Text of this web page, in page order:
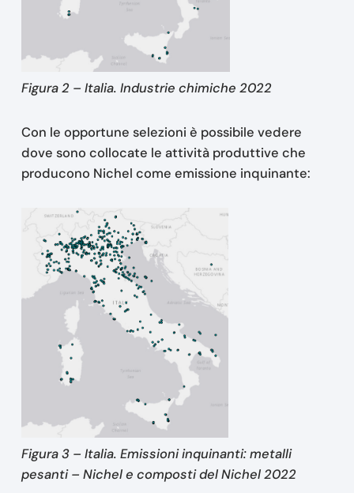
Figura 2 – Italia. Industrie chimiche 2022
Con le opportune selezioni è possibile vedere
dove sono collocate le attività produttive che
producono Nichel come emissione inquinante:
Figura 3 – Italia. Emissioni inquinanti: metalli
pesanti – Nichel e composti del Nichel 2022